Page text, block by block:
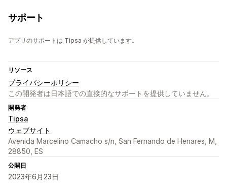
サポート
アプリのサポートは Tipsa が提供しています。
リソース
プライバシーポリシー
この開発者は日本語での直接的なサポートを提供していません。
開発者
Tipsa
ウェブサイト
Avenida Marcelino Camacho s/n, San Fernando de Henares, M,
28850, ES
公開日
2023年6月23日